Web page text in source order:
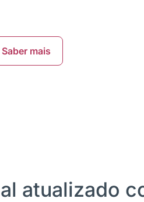
Saber mais
atualizado